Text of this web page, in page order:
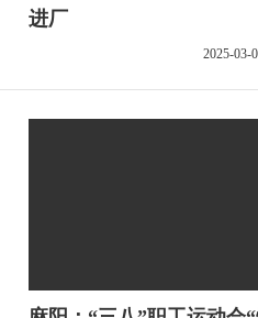
进厂
2025-03-